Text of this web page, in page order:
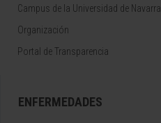
Campus de la Universidad de Navarra
Organización
Portal de Transparencia
ENFERMEDADES